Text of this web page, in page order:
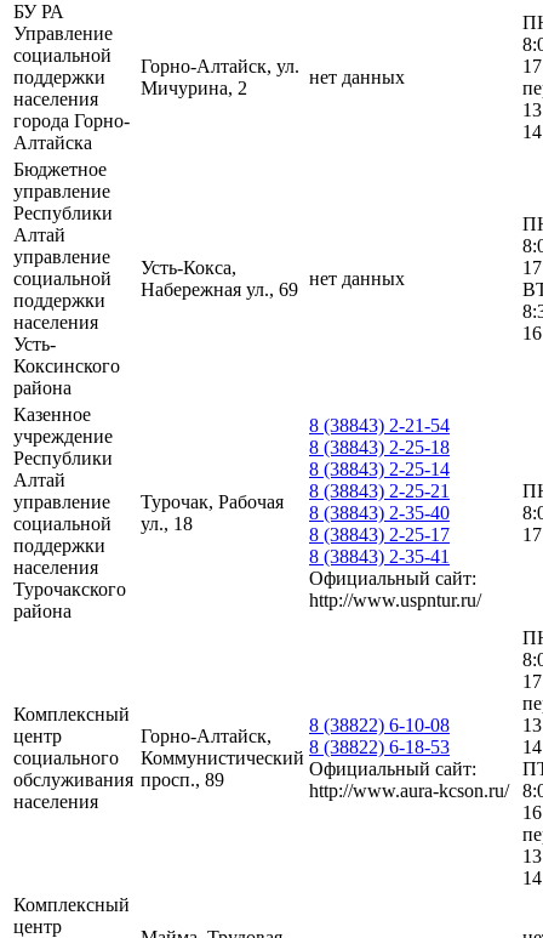
БУ РА
Управление
социальной
поддержки
населения
города Горно-
Алтайска
Горно-Алтайск, ул.
Мичурина, 2
нет данных
Бюджетное
управление
Республики
Алтай
управление
социальной
поддержки
населения
Усть-
Коксинского
района
Усть-Кокса,
Набережная ул., 69
нет данных
Казенное
учреждение
Республики
Алтай
управление
социальной
поддержки
населения
Турочакского
района
Турочак, Рабочая
ул., 18
8 (38843) 2-21-54
8 (38843) 2-25-18
8 (38843) 2-25-14
8 (38843) 2-25-21
8 (38843) 2-35-40
8 (38843) 2-25-17
8 (38843) 2-35-41
Официальный сайт:
http://www.uspntur.ru/
Комплексный
центр
социального
обслуживания
населения
Горно-Алтайск,
Коммунистический
просп., 89
8 (38822) 6-10-08
8 (38822) 6-18-53
Официальный сайт:
http://www.aura-kcson.ru/
Комплексный
центр